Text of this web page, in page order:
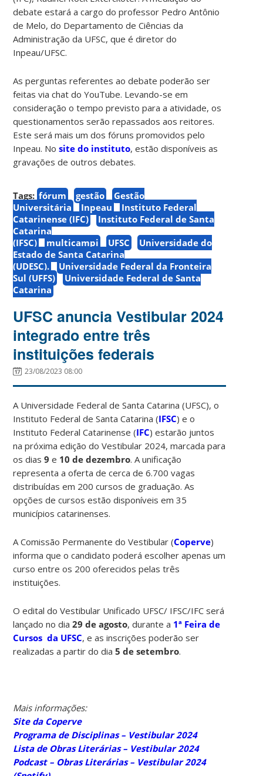
debate estará a cargo do professor Pedro Antônio
de Melo, do Departamento de Ciências da
Administração da UFSC, que é diretor do
Inpeau/UFSC.
As perguntas referentes ao debate poderão ser
feitas via chat do YouTube. Levando-se em
consideração o tempo previsto para a atividade, os
questionamentos serão repassados aos reitores.
Este será mais um dos fóruns promovidos pelo
Inpeau. Nosite do instituto, estão disponíveis as
gravações de outros debates.
Tags: fórum gestão
Gestão
Universitária
Inpeau
Instituto Federal
Catarinense (IFC)
Instituto Federal de Santa
Catarina
(IFSC)
multicampi UFSC
Universidade do
Estado de Santa Catarina
(UDESC).
Universidade Federal da Fronteira
Sul (UFFS)
Universidade Federal de Santa
Catarina
UFSC anuncia Vestibular 2024
integrado entre três
instituições federais
23/08/2023 08:00
A Universidade Federal de Santa Catarina (UFSC), o
Instituto Federal de Santa Catarina (IFSC) e o
Instituto Federal Catarinense (IFC) estarão juntos
na próxima edição do Vestibular 2024, marcada para
os dias9e 10 de dezembro. A unificação
representa a oferta de cerca de 6.700 vagas
distribuídas em 200 cursos de graduação. As
opções de cursos estão disponíveis em 35
municípios catarinenses.
A Comissão Permanente do Vestibular (Coperve)
informa que o candidato poderá escolher apenas um
curso entre os 200 oferecidos pelas três
instituições.
O edital do Vestibular Unificado UFSC/ IFSC/IFC será
lançado no dia29 de agosto, durante a 1ª Feira de
Cursos da UFSC, e as inscrições poderão ser
realizadas a partir do dia5 de setembro.
Mais informações:
Site da Coperve
Programa de Disciplinas – Vestibular 2024
Lista de Obras Literárias – Vestibular 2024
Podcast – Obras Literárias – Vestibular 2024